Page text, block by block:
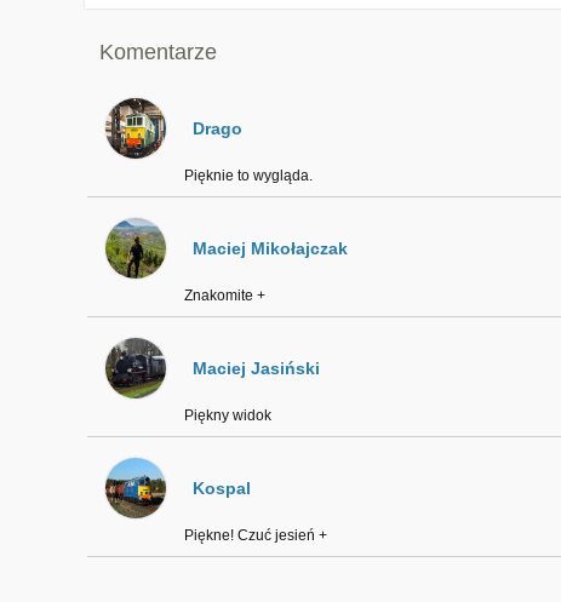
Komentarze
Drago
Pięknie to wygląda.
Maciej Mikołajczak
Znakomite +
Maciej Jasiński
Piękny widok
Kospal
Piękne! Czuć jesień +